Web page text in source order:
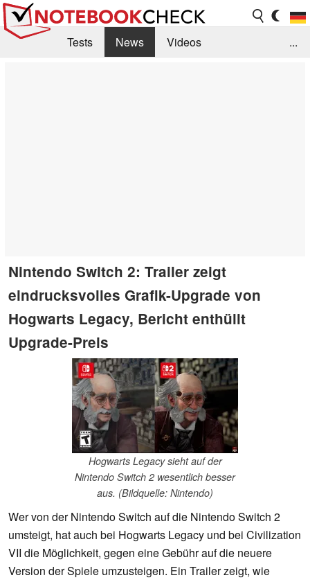
Tests News
Videos
...
Nintendo Switch 2: Trailer zeigt
eindrucksvolles Grafik-Upgrade von
Hogwarts Legacy, Bericht enthüllt
Upgrade-Preis
Hogwarts Legacy sieht auf der
Nintendo Switch 2 wesentlich besser
aus. (Bildquelle: Nintendo)
Wer von der Nintendo Switch auf die Nintendo Switch 2
umsteigt, hat auch bei Hogwarts Legacy und bei Civilization
VII die Möglichkeit, gegen eine Gebühr auf die neuere
Version der Spiele umzusteigen. Ein Trailer zeigt, wie